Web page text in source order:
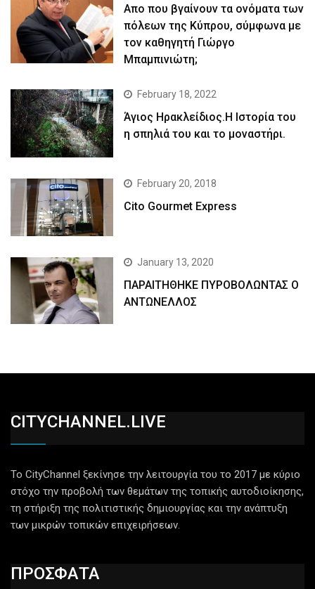
Απο που βγαίνουν τα ονόματα των
πόλεων της Κύπρου, σύμφωνα με
τον καθηγητή Γιώργο
Μπαμπινιώτη;
February 18, 2022
Άγιος Ηρακλείδιος.Η Ιστορία του
η σπηλιά του και το μοναστήρι.
February 20, 2018
Cito Gourmet Express
January 13, 2020
ΠΑΡΑΙΤΗΘΗΚΕ ΠΥΡΟΒΟΛΩΝΤΑΣ Ο
ΑΝΤΩΝΕΛΛΟΣ
CITYCHANNEL.LIVE
Το CityChannel ξεκίνησε την λειτουργία του το 2017 με κύριο
στόχο την προβολή των θεμάτων της τοπικής αυτοδιοίκησης,
τη στήριξη της πολιτιστικής δημιουργίας και την ανάπτυξη
των μικρών τοπικών επιχειρήσεων.
ΠΡΟΣΦΑΤΑ